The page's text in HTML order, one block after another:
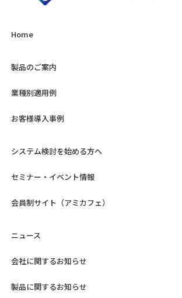
Home
製品のご案内
業種別適用例
お客様導入事例
システム検討を始める方へ
セミナー・イベント情報
会員制サイト（アミカフェ）
ニュース
会社に関するお知らせ
製品に関するお知らせ